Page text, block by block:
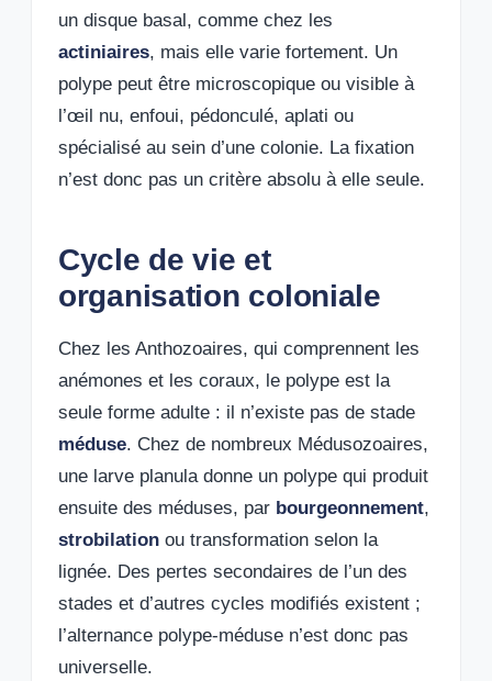
un disque basal, comme chez les
actiniaires, mais elle varie fortement. Un
polype peut être microscopique ou visible à
l’œil nu, enfoui, pédonculé, aplati ou
spécialisé au sein d’une colonie. La fixation
n’est donc pas un critère absolu à elle seule.
Cycle de vie et
organisation coloniale
Chez les Anthozoaires, qui comprennent les
anémones et les coraux, le polype est la
seule forme adulte : il n’existe pas de stade
méduse. Chez de nombreux Médusozoaires,
une larve planula donne un polype qui produit
ensuite des méduses, par bourgeonnement,
strobilation ou transformation selon la
lignée. Des pertes secondaires de l’un des
stades et d’autres cycles modifiés existent ;
l’alternance polype-méduse n’est donc pas
universelle.